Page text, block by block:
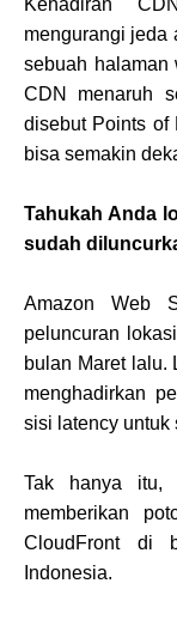
Kehadiran
mengurangi jeda
sebuah halaman
CDN menaruh
disebut Points of
bisa semakin
Tahukah Anda
sudah
Amazon Web
peluncuran
bulan Maret lalu.
menghadirkan
sisi latency untuk
Tak hanya itu,
memberikan
CloudFront di
Indonesia.